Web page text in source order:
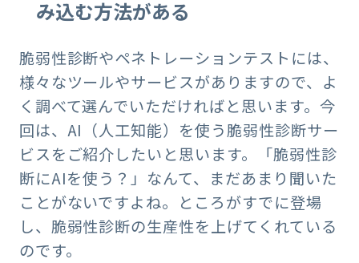
み込む方法がある
脆弱性診断やペネトレーションテストには、
様々なツールやサービスがありますので、よ
く調べて選んでいただければと思います。今
回は、AI（人工知能）を使う脆弱性診断サー
ビスをご紹介したいと思います。「脆弱性診
断にAIを使う？」なんて、まだあまり聞いた
ことがないですよね。ところがすでに登場
し、脆弱性診断の生産性を上げてくれている
のです。